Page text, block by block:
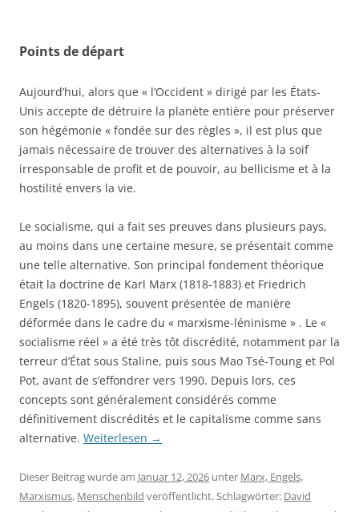
Points de départ
Aujourd’hui, alors que « l’Occident » dirigé par les États-
Unis accepte de détruire la planète entière pour préserver
son hégémonie « fondée sur des règles », il est plus que
jamais nécessaire de trouver des alternatives à la soif
irresponsable de profit et de pouvoir, au bellicisme et à la
hostilité envers la vie.
Le socialisme, qui a fait ses preuves dans plusieurs pays,
au moins dans une certaine mesure, se présentait comme
une telle alternative. Son principal fondement théorique
était la doctrine de Karl Marx (1818-1883) et Friedrich
Engels (1820-1895), souvent présentée de manière
déformée dans le cadre du « marxisme-léninisme » . Le «
socialisme réel » a été très tôt discrédité, notamment par la
terreur d’État sous Staline, puis sous Mao Tsé-Toung et Pol
Pot, avant de s’effondrer vers 1990. Depuis lors, ces
concepts sont généralement considérés comme
définitivement discrédités et le capitalisme comme sans
alternative. Weiterlesen →
Dieser Beitrag wurde am Januar 12, 2026 unter Marx, Engels,
Marxismus, Menschenbild veröffentlicht. Schlagwörter: David